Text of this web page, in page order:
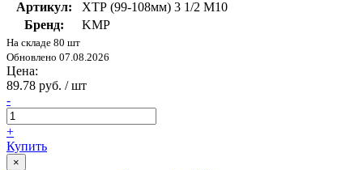
Артикул:
ХТР (99-108мм) 3 1/2 M10
Бренд:
KMP
На складе 80 шт
Обновлено 07.08.2026
Цена:
89.78 руб. / шт
-
+
Купить
×